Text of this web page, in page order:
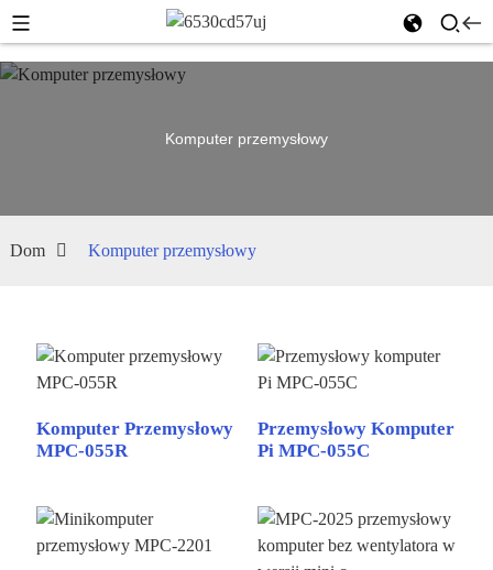
Komputer przemysłowy
Dom Komputer przemysłowy
Komputer Przemysłowy
MPC-055R
Przemysłowy Komputer
Pi MPC-055C